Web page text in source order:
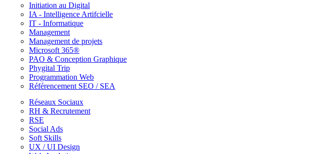
Initiation au Digital
IA - Intelligence Artifcielle
IT - Informatique
Management
Management de projets
Microsoft 365®
PAO & Conception Graphique
Phygital Trip
Programmation Web
Référencement SEO / SEA
Réseaux Sociaux
RH & Recrutement
RSE
Social Ads
Soft Skills
UX / UI Design